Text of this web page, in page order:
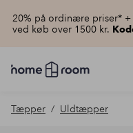
20% på ordinære priser* +
ved køb over 1500 kr.
Homeroom
–
hjemmet
Tæpper Uldtæpper